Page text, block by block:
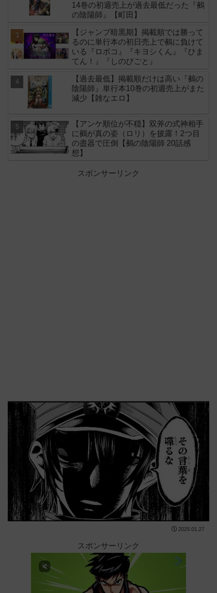
14巻の初週売上が過去最低だった『鵺
の陰陽師』【町田】
【ジャンプ暗黒期】掲載順では勝って
るのに単行本の初日売上で鵺に負けて
いる『ロボコ』『キヨシくん』『ひま
てん！』『しのびごと』
【過去最低】掲載順だけは高い『鵺の
陰陽師』単行本10巻の初週売上がまた
減少【雑なエロ】
【アンケ順位が不穏】双斧の式神相手
に鵺が真の姿（ロリ）を披露！2つ目
の盡器で圧倒【鵺の陰陽師 20話感
想】
スポンサーリンク
2025.01.27
スポンサーリンク